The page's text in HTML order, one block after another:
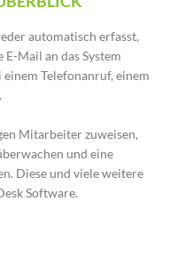
automatisch erfasst,
Mail an das System
einem Telefonanruf, einem
Mitarbeiter zuweisen,
und eine
Diese und viele weitere
Software.